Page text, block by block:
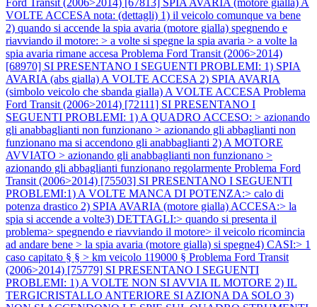
VOLTE ACCESA nota: (dettagli) 1) il veicolo comunque va bene
2) quando si accende la spia avaria (motore gialla) spegnendo e
riavviando il motore: > a volte si spegne la spia avaria > a volte la
spia avaria rimane accesa Problema Ford Transit (2006>2014)
[68970] SI PRESENTANO I SEGUENTI PROBLEMI: 1) SPIA
AVARIA (abs gialla) A VOLTE ACCESA 2) SPIA AVARIA
(simbolo veicolo che sbanda gialla) A VOLTE ACCESA Problema
Ford Transit (2006>2014) [72111] SI PRESENTANO I
SEGUENTI PROBLEMI: 1) A QUADRO ACCESO: > azionando
gli anabbaglianti non funzionano > azionando gli abbaglianti non
funzionano ma si accendono gli anabbaglianti 2) A MOTORE
AVVIATO > azionando gli anabbaglianti non funzionano >
azionando gli abbaglianti funzionano regolarmente Problema Ford
Transit (2006>2014) [75503] SI PRESENTANO I SEGUENTI
PROBLEMI:1) A VOLTE MANCA DI POTENZA:> calo di
potenza drastico 2) SPIA AVARIA (motore gialla) ACCESA:> la
spia si accende a volte3) DETTAGLI:> quando si presenta il
problema> spegnendo e riavviando il motore> il veicolo ricomincia
ad andare bene > la spia avaria (motore gialla) si spegne4) CASI:> 1
caso capitato § § > km veicolo 119000 § Problema Ford Transit
(2006>2014) [75779] SI PRESENTANO I SEGUENTI
PROBLEMI: 1) A VOLTE NON SI AVVIA IL MOTORE 2) IL
TERGICRISTALLO ANTERIORE SI AZIONA DA SOLO 3)